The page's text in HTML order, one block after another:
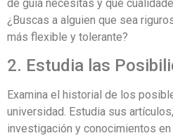
de guía necesitas y qué
¿Buscas a alguien que sea
más flexible y tolerante?
2. Estudia las
Examina el historial de los
universidad. Estudia sus
investigación y conocimientos